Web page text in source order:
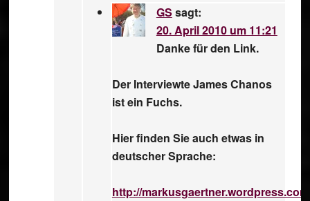
GS sagt:
20. April 2010 um 11:21
Danke für den Link.
Der Interviewte James Chanos
ist ein Fuchs.
Hier finden Sie auch etwas in
deutscher Sprache:
http://